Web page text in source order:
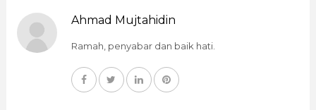
Ahmad Mujtahidin
Ramah, penyabar dan baik hati.